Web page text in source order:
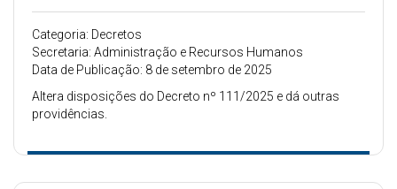
Categoria: Decretos
Secretaria: Administração e Recursos Humanos
Data de Publicação: 8 de setembro de 2025
Altera disposições do Decreto nº 111/2025 e dá outras
providências.